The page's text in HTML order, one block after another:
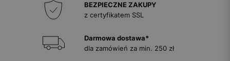
BEZPIECZNE ZAKUPY
z certyfikatem SSL
Darmowa dostawa*
dla zamówień za min. 250 zł